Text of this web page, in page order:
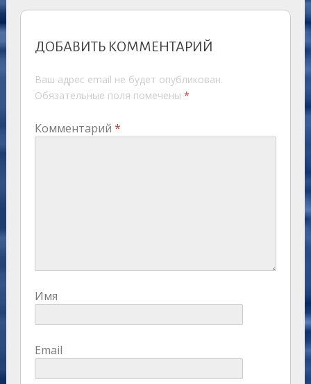
ДОБАВИТЬ КОММЕНТАРИЙ
Ваш адрес email не будет опубликован.
Обязательные поля помечены *
Комментарий *
Имя
Email